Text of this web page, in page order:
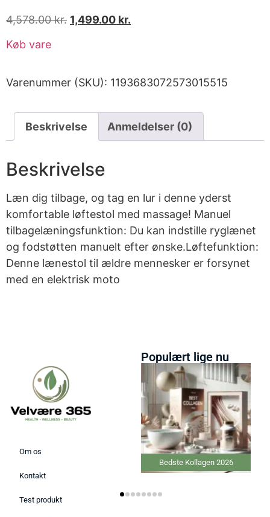
4,578.00kr. 1,499.00 kr.
Køb vare
Varenummer (SKU): 1193683072573015515
Beskrivelse Anmeldelser (0)
Beskrivelse
Læn dig tilbage, og tag en lur i denne yderst
komfortable løftestol med massage! Manuel
tilbagelæningsfunktion: Du kan indstille ryglænet
og fodstøtten manuelt efter ønske.Løftefunktion:
Denne lænestol til ældre mennesker er forsynet
med en elektrisk moto
Om os
Kontakt
Test produkt
Populært lige nu
Bedste Kollagen 2026